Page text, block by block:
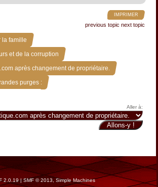
IMPRIMER
previous topic next topic
la famille »
et de la corruption »
après changement de propriétaire. »
purges :
Aller à:
2.0.19|SMF © 2013 Simple Machines